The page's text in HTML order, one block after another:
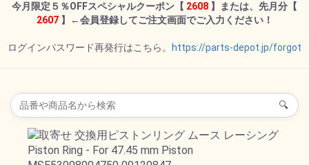
今月限定５％OFFスペシャルクーポン 【 2608 】または、先月分【
2607】←会員登録してご注文画面でご入力ください！
ログインパスワード再発行はこちら。 https://parts-depot.jp/forgot
🔍